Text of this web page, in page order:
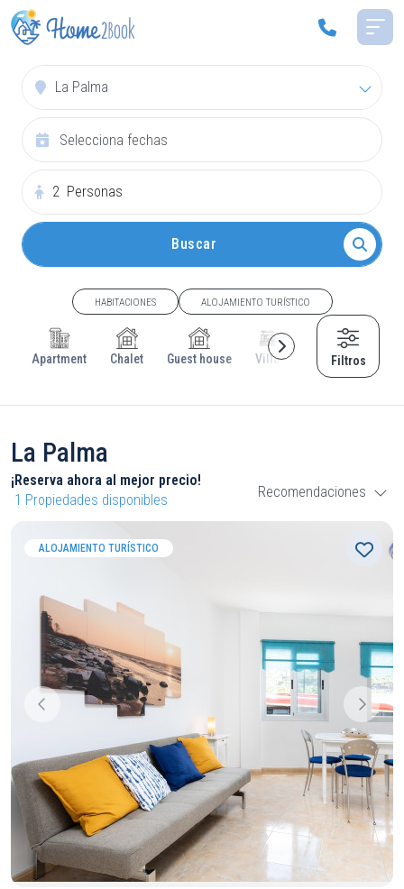
La Palma
2 Personas
Buscar
HABITACIONES ALOJAMIENTO TURÍSTICO
Apartment Chalet Guest house Villa CottageFiltros
La Palma
¡Reserva ahora al mejor precio!
1 Propiedades disponibles Recomendaciones
ALOJAMIENTO TURÍSTICO